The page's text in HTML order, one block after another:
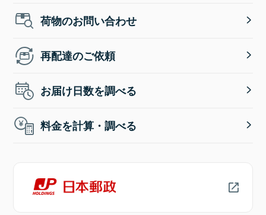
荷物のお問い合わせ
再配達のご依頼
お届け日数を調べる
料金を計算・調べる